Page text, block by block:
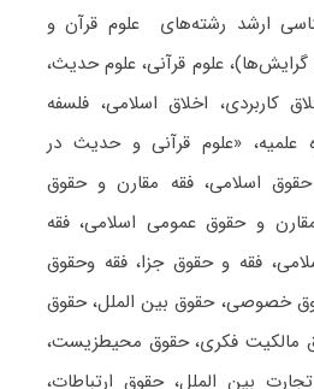
ارشد رشته‌های علوم قرآن و
علوم قرآنی، علوم حدیث،
کاربردی، اخلاق اسلامی، فلسفه
«علوم قرآنی و حدیث در
اسلامی، فقه مقارن و حقوق
و حقوق عمومی اسلامی، فقه
فقه و حقوق جزا، فقه وحقوق
خصوصی، حقوق بین الملل، حقوق
مالکیت فکری، حقوق محیطزیست،
بین الملل، حقوق ارتباطات،